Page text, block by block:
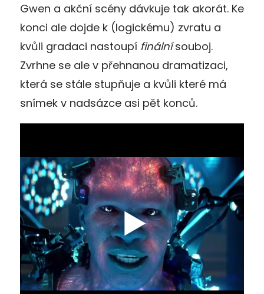
Gwen a akční scény dávkuje tak akorát. Ke
konci ale dojde k (logickému) zvratu a
kvůli gradaci nastoupí finálnísouboj.
Zvrhne se ale v přehnanou dramatizaci,
která se stále stupňuje a kvůli které má
snímek v nadsázce asi pět konců.